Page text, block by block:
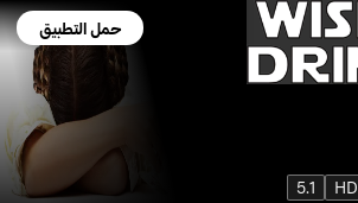
حمل التطبيق
HD
5.1